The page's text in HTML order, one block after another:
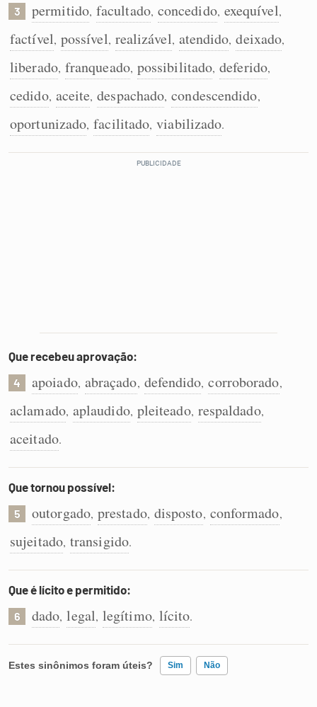
Sinônimos
3 permitido, facultado, concedido, exequível,
factível, possível, realizável, atendido, deixado,
liberado, franqueado, possibilitado, deferido,
cedido, aceite, despachado, condescendido,
oportunizado, facilitado, viabilizado.
Que recebeu aprovação:
4 apoiado, abraçado, defendido, corroborado,
aclamado, aplaudido, pleiteado, respaldado,
aceitado.
Que tornou possível:
5 outorgado, prestado, disposto, conformado,
sujeitado, transigido.
Que é lícito e permitido:
6 dado, legal, legítimo, lícito.
Estes sinônimos foram úteis? Sim Não